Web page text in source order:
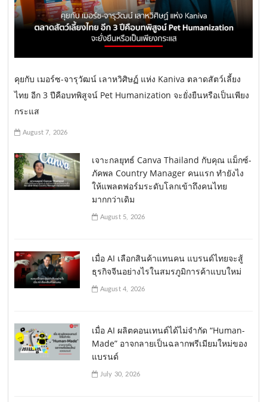
คุยกับ เมอร์ซ-จารุวัฒน์ เลาหวิศิษฏ์ แห่ง Kaniva ตลาดสัตว์เลี้ยง
ไทย อีก 3 ปีคือบทพิสูจน์ Pet Humanization จะยั่งยืนหรือเป็นเพียง
กระแส
August 7, 2026
เจาะกลยุทธ์ Canva Thailand กับคุณ แม็กซ์-
ภัคพล Country Manager คนแรก ทำยังไง
ให้แพลตฟอร์มระดับโลกเข้าถึงคนไทย
มากกว่าเดิม
August 5, 2026
เมื่อ AI เลือกสินค้าแทนคน แบรนด์ไทยจะสู้
ธุรกิจจีนอย่างไรในสมรภูมิการค้าแบบใหม่
August 4, 2026
เมื่อ AI ผลิตคอนเทนต์ได้ไม่จำกัด “Human-
Made” อาจกลายเป็นฉลากพรีเมียมใหม่ของ
แบรนด์
July 30, 2026